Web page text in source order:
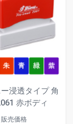
補充インキ１
浸透タイプ 角
赤ボディ
販売価格